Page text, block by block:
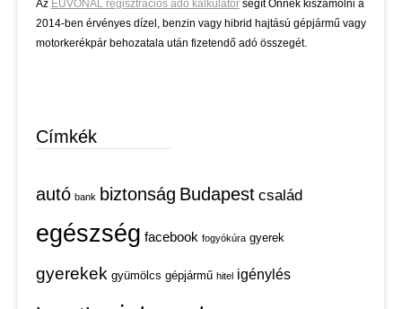
Az EUVONAL regisztrációs adó kalkulátor segít Önnek kiszámolni a
2014-ben érvényes dízel, benzin vagy hibrid hajtású gépjármű vagy
motorkerékpár behozatala után fizetendő adó összegét.
Címkék
autó bank biztonság Budapest család
egészség facebook fogyókúra gyerek
gyerekek gyümölcs gépjármű hitel igénylés